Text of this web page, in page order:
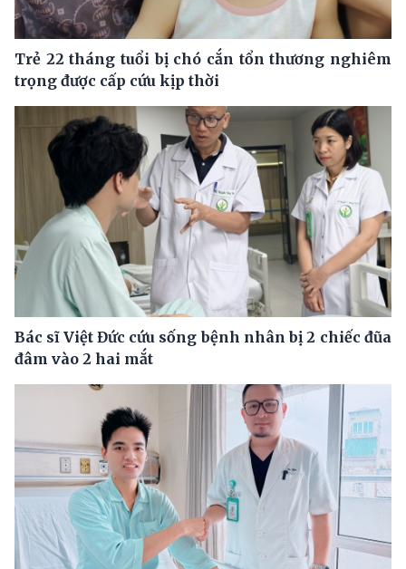
Trẻ 22 tháng tuổi bị chó cắn tổn thương nghiêm
trọng được cấp cứu kịp thời
Bác sĩ Việt Đức cứu sống bệnh nhân bị 2 chiếc đũa
đâm vào 2 hai mắt